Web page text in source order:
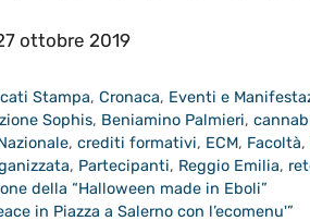
ottobre 2019
Stampa,Cronaca, Eventi e
Sophis, Beniamino Palmieri,
, crediti formativi, ECM, Facoltà,
, Partecipanti, Reggio Emilia,
della “Halloween made in Eboli”
in Piazza a Salerno con l’ecomenu'”